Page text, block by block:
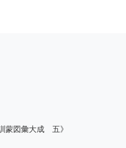
蒙図彙大成　五》